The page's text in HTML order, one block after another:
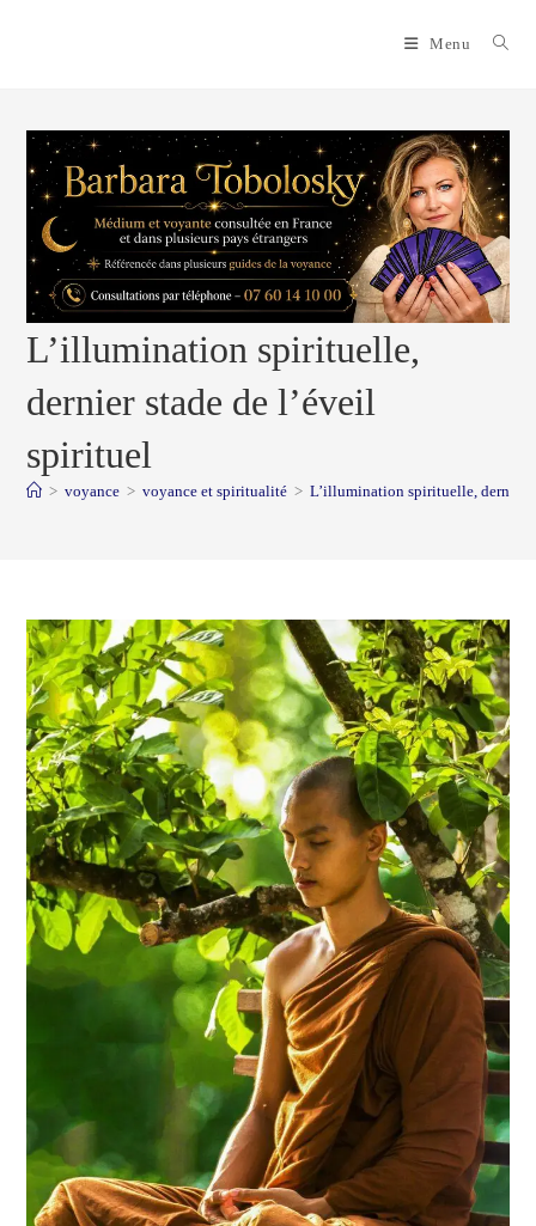
Menu
L’illumination spirituelle,
dernier stade de l’éveil
spirituel
> voyance > voyance et spiritualité > L’illumination spirituelle, dernier